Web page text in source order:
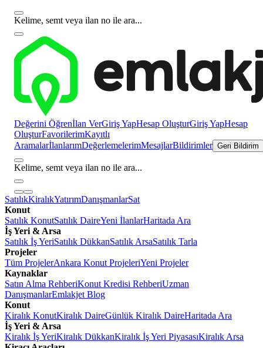
Kelime, semt veya ilan no ile ara...
Değerini Öğrenİlan VerGiriş YapHesap OluşturGiriş YapHesap
OluşturFavorilerimKayıtlı
AramalarİlanlarımDeğerlemelerimMesajlarBildirimler Geri Bildirim
Kelime, semt veya ilan no ile ara...
SatılıkKiralıkYatırımDanışmanlarSat
Konut
Satılık KonutSatılık DaireYeni İlanlarHaritada Ara
İş Yeri & Arsa
Satılık İş YeriSatılık DükkanSatılık ArsaSatılık Tarla
Projeler
Tüm ProjelerAnkara Konut ProjeleriYeni Projeler
Kaynaklar
Satın Alma RehberiKonut Kredisi RehberiUzman
DanışmanlarEmlakjet Blog
Konut
Kiralık KonutKiralık DaireGünlük Kiralık DaireHaritada Ara
İş Yeri & Arsa
Kiralık İş YeriKiralık DükkanKiralık İş Yeri PiyasasıKiralık Arsa